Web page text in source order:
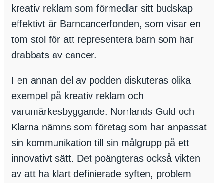
kreativ reklam som förmedlar sitt budskap
effektivt är Barncancerfonden, som visar en
tom stol för att representera barn som har
drabbats av cancer.
I en annan del av podden diskuteras olika
exempel på kreativ reklam och
varumärkesbyggande. Norrlands Guld och
Klarna nämns som företag som har anpassat
sin kommunikation till sin målgrupp på ett
innovativt sätt. Det poängteras också vikten
av att ha klart definierade syften, problem